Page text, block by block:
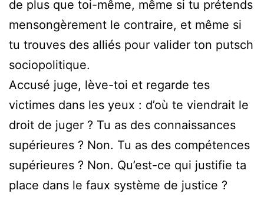
de plus que toi-même, même si tu prétends
mensongèrement le contraire, et même si
tu trouves des alliés pour valider ton putsch
sociopolitique.
Accusé juge, lève-toi et regarde tes
victimes dans les yeux : d’où te viendrait le
droit de juger ? Tu as des connaissances
supérieures ? Non. Tu as des compétences
supérieures ? Non. Qu’est-ce qui justifie ta
place dans le faux système de justice ?